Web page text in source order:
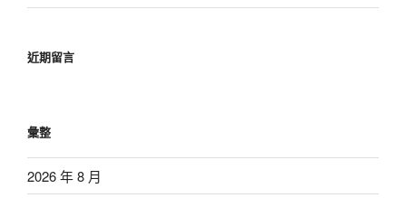
近期留言
彙整
2026 年 8 月